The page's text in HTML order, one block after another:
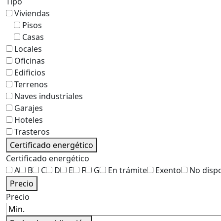
Viviendas
Pisos
Casas
Locales
Oficinas
Edificios
Terrenos
Naves industriales
Garajes
Hoteles
Trasteros
Certificado energético
Certificado energético
A
B C D E F G En trámite Exento
No
Precio
Precio